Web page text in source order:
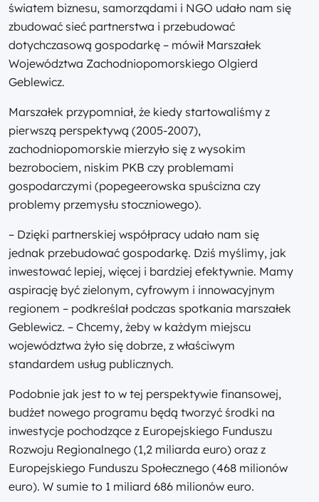
światem biznesu, samorządami i NGO udało nam się
zbudować sieć partnerstwa i przebudować
dotychczasową gospodarkę – mówił Marszałek
Województwa Zachodniopomorskiego Olgierd
Geblewicz.
Marszałek przypomniał, że kiedy startowaliśmy z
pierwszą perspektywą (2005-2007),
zachodniopomorskie mierzyło się z wysokim
bezrobociem, niskim PKB czy problemami
gospodarczymi (popegeerowska spuścizna czy
problemy przemysłu stoczniowego).
– Dzięki partnerskiej współpracy udało nam się
jednak przebudować gospodarkę. Dziś myślimy, jak
inwestować lepiej, więcej i bardziej efektywnie. Mamy
aspirację być zielonym, cyfrowym i innowacyjnym
regionem – podkreślał podczas spotkania marszałek
Geblewicz. – Chcemy, żeby w każdym miejscu
województwa żyło się dobrze, z właściwym
standardem usług publicznych.
Podobnie jak jest to w tej perspektywie finansowej,
budżet nowego programu będą tworzyć środki na
inwestycje pochodzące z Europejskiego Funduszu
Rozwoju Regionalnego (1,2 miliarda euro) oraz z
Europejskiego Funduszu Społecznego (468 milionów
euro). W sumie to 1 miliard 686 milionów euro.